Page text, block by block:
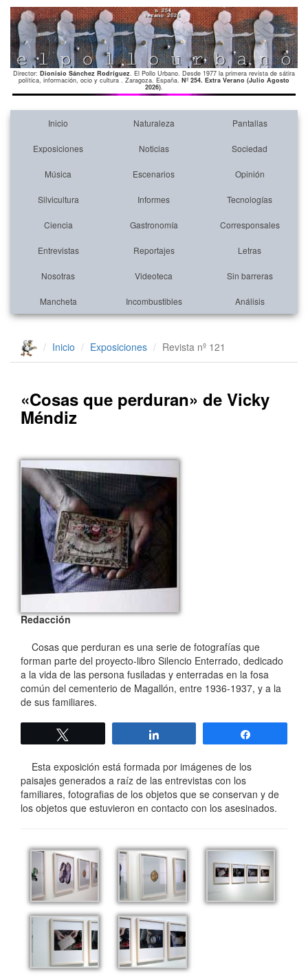
Director: Dionisio Sánchez Rodríguez. El Pollo Urbano. Desde 1977 la primera revista de sátira
política, información, ocio y cultura . Zaragoza. España. Nº 254. Extra Verano (Julio Agosto
2026).
Inicio Naturaleza Pantallas
Exposiciones Noticias Sociedad
Música Escenarios Opinión
Silvicultura Informes Tecnologías
Ciencia Gastronomía Corresponsales
Entrevistas Reportajes Letras
Nosotras Videoteca Sin barreras
Mancheta Incombustibles Análisis
Inicio Exposiciones Revista nº 121
«Cosas que perduran» de Vicky
Méndiz
Redacción
Cosas que perduran es una serie de fotografías que
forman parte del proyecto-libro Silencio Enterrado, dedicado
a la vida de las persona fusiladas y enterradas en la fosa
común del cementerio de Magallón, entre 1936-1937, y a la
de sus familiares.
Esta exposición está formada por imágenes de los
paisajes generados a raíz de las entrevistas con los
familiares, fotografias de los objetos que se conservan y de
los objetos que estuvieron en contacto con los asesinados.